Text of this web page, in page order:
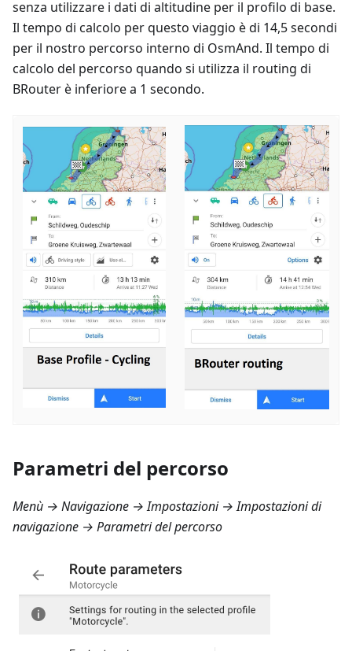
senza utilizzare i dati di altitudine per il profilo di base.
Il tempo di calcolo per questo viaggio è di 14,5 secondi
per il nostro percorso interno di OsmAnd. Il tempo di
calcolo del percorso quando si utilizza il routing di
BRouter è inferiore a 1 secondo.
Parametri del percorso
Menù → Navigazione → Impostazioni → Impostazioni di
navigazione → Parametri del percorso